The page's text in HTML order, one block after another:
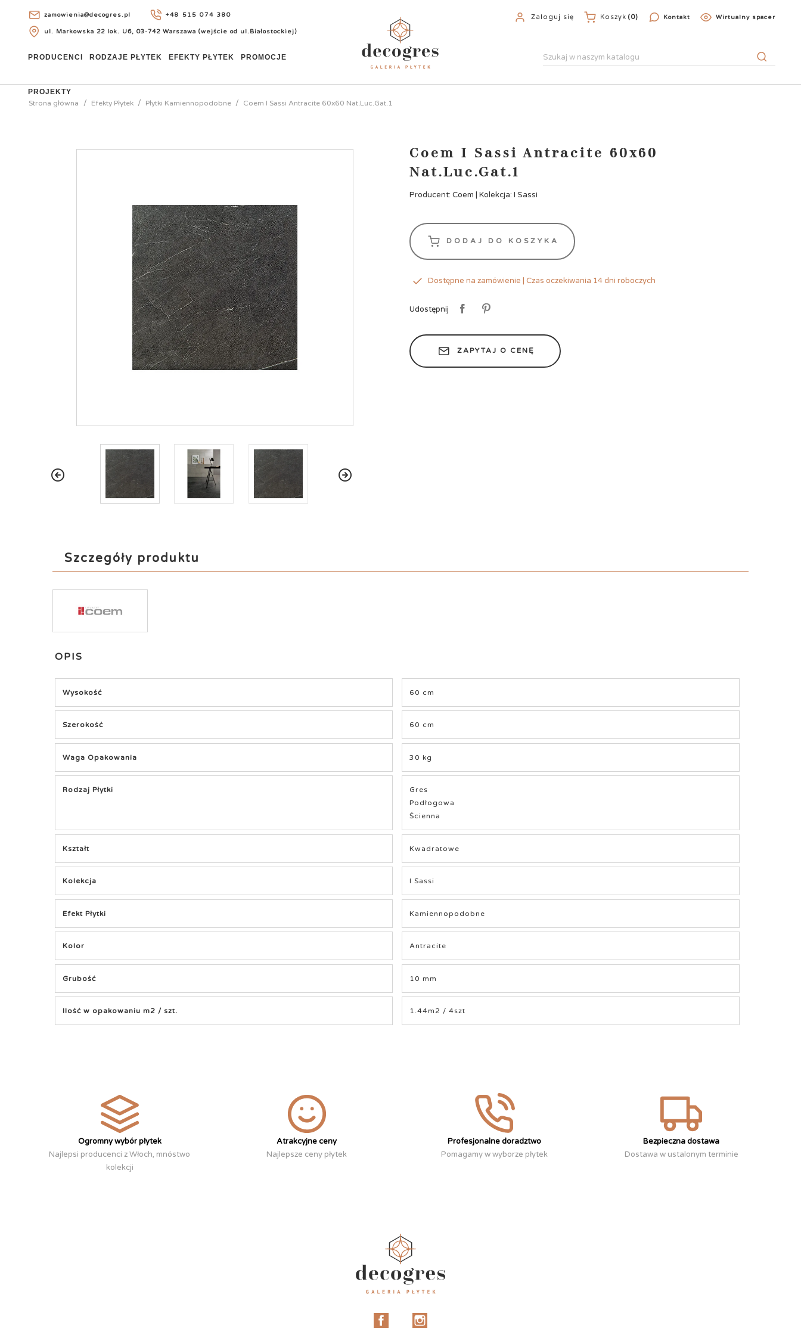
zamowienia@decogres.pl +48 515 074 380
ul. Markowska 22 lok. U6, 03-742 Warszawa (wejście od ul.Białostockiej)
Zaloguj się Koszyk (0) Kontakt Wirtualny spacer
PRODUCENCI RODZAJE PŁYTEK EFEKTY PŁYTEK PROMOCJE
PROJEKTY
Strona główna
Efekty Płytek Płytki Kamiennopodobne Coem I Sassi Antracite 60x60 Nat.Luc.Gat.1
Coem I Sassi Antracite 60x60
Nat.Luc.Gat.1
Producent: Coem | Kolekcja: I Sassi
DODAJ DO KOSZYKA
Dostępne na zamówienie | Czas oczekiwania 14 dni roboczych
Udostępnij
ZAPYTAJ O CENĘ
Szczegóły produktu
OPIS
Wysokość 60 cm
Szerokość 60 cm
Waga Opakowania 30 kg
Rodzaj Płytki
Gres
Podłogowa
Ścienna
Kształt Kwadratowe
Kolekcja I Sassi
Efekt Płytki Kamiennopodobne
Kolor Antracite
Grubość 10 mm
Ilość w opakowaniu m2 / szt. 1.44m2 / 4szt
Ogromny wybór płytek
Najlepsi producenci z Włoch, mnóstwo
kolekcji
Atrakcyjne ceny
Najlepsze ceny płytek
Profesjonalne doradztwo
Pomagamy w wyborze płytek
Bezpieczna dostawa
Dostawa w ustalonym terminie
Facebook